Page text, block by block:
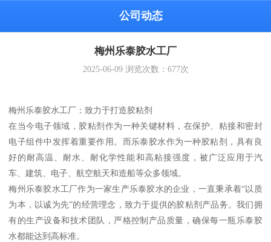
公司动态
梅州乐泰胶水工厂
2025-06-09浏览次数： 677次
梅州乐泰胶水工厂：致力于打造胶粘剂
在当今电子领域，胶粘剂作为一种关键材料，在保护、粘接和密封
电子组件中发挥着重要作用。而乐泰胶水作为一种胶粘剂，具有良
好的耐高温、耐水、耐化学性能和高粘接强度，被广泛应用于汽
车、建筑、电子、航空航天和造船等众多领域。
梅州乐泰胶水工厂作为一家生产乐泰胶水的企业，一直秉承着“以质
为本，以诚为先”的经营理念，致力于提供的胶粘剂产品务。我们拥
有的生产设备和技术团队，严格控制产品质量，确保每一瓶乐泰胶
水都能达到高标准。